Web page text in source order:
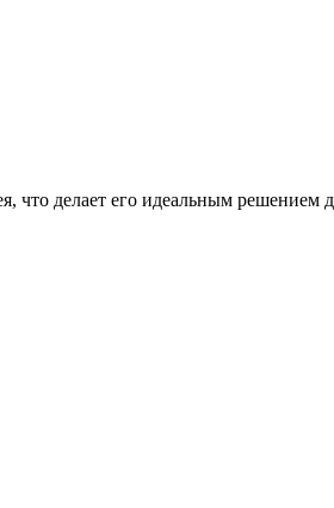
делает его идеальным решением